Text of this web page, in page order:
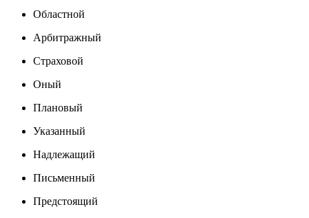
Областной
Арбитражный
Страховой
Оный
Плановый
Указанный
Надлежащий
Письменный
Предстоящий